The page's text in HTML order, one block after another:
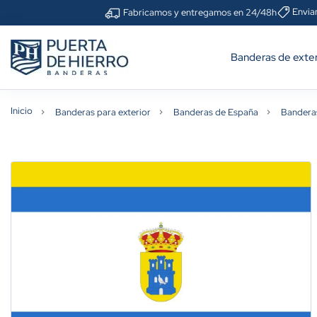
Fabricamos y entregamos en 24/48h
Banderas de
Inicio Banderas para exterior Banderas de España